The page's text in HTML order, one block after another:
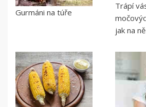
Gurmáni na túře
Trápí
jak na